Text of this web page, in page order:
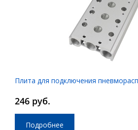
Плита для подключения
246 руб.
Подробнее